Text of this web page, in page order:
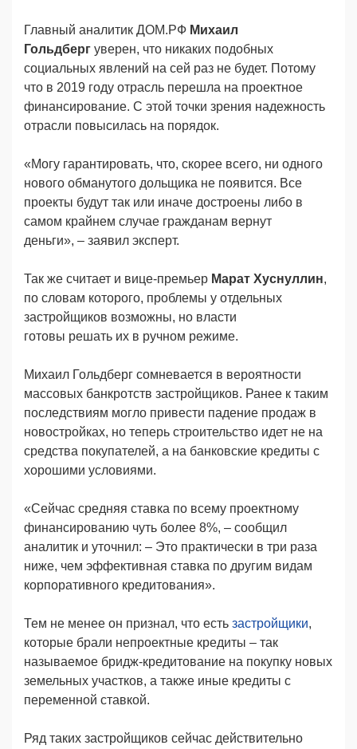
Главный аналитик ДОМ.РФ Михаил
Гольдберг уверен, что никаких подобных
социальных явлений на сей раз не будет. Потому
что в 2019 году отрасль перешла на проектное
финансирование. С этой точки зрения надежность
отрасли повысилась на порядок.
«Могу гарантировать, что, скорее всего, ни одного
нового обманутого дольщика не появится. Все
проекты будут так или иначе достроены либо в
самом крайнем случае гражданам вернут
деньги», – заявил эксперт.
Так же считает и вице-премьер Марат Хуснуллин,
по словам которого, проблемы у отдельных
застройщиков возможны, но власти
готовы решать их в ручном режиме.
Михаил Гольдберг сомневается в вероятности
массовых банкротств застройщиков. Ранее к таким
последствиям могло привести падение продаж в
новостройках, но теперь строительство идет не на
средства покупателей, а на банковские кредиты с
хорошими условиями.
«Сейчас средняя ставка по всему проектному
финансированию чуть более 8%, – сообщил
аналитик и уточнил: – Это практически в три раза
ниже, чем эффективная ставка по другим видам
корпоративного кредитования».
Тем не менее он признал, что есть застройщики,
которые брали непроектные кредиты – так
называемое бридж-кредитование на покупку новых
земельных участков, а также иные кредиты с
переменной ставкой.
Ряд таких застройщиков сейчас действительно